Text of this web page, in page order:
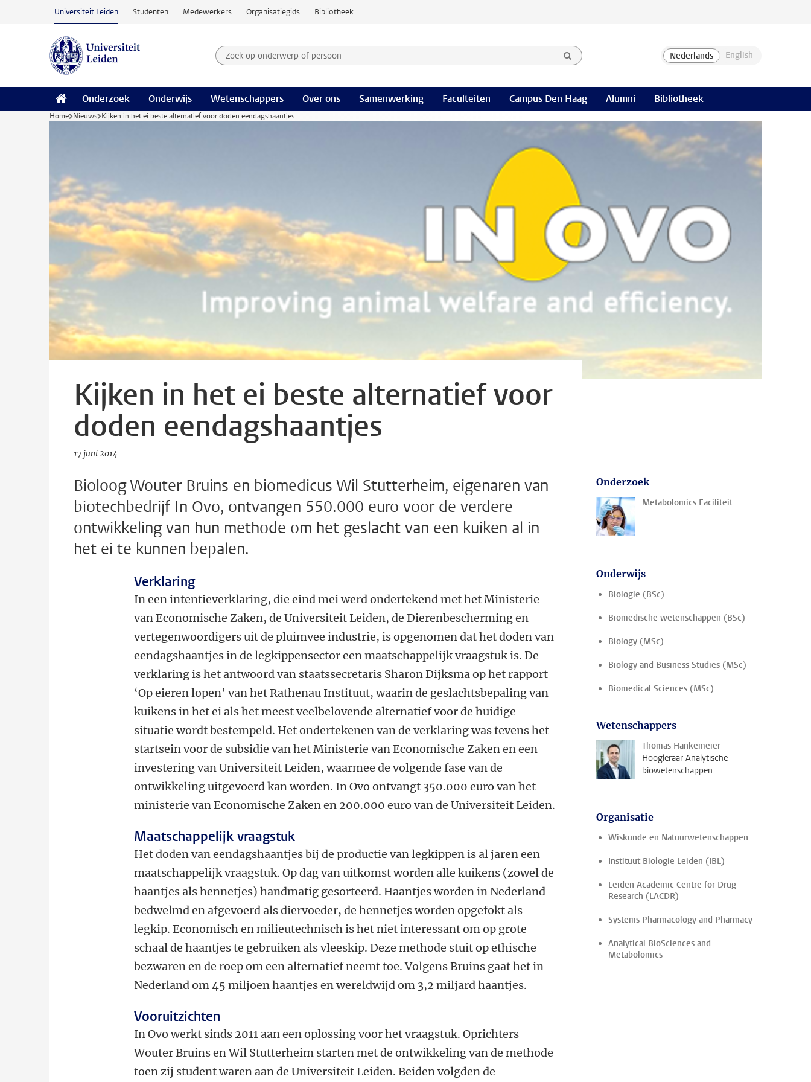
Ga naar hoofdinhoud
Universiteit Leiden Studenten Medewerkers Organisatiegids Bibliotheek
Zoek op onderwerp of persoon en selecteer categorie
Zoekterm
Onderzoek Onderwijs Wetenschappers Over ons Samenwerking Faculteiten Campus Den Haag Alumni Bibliotheek
Home Nieuws Kijken in het ei beste alternatief voor doden eendagshaantjes
Kijken in het ei beste alternatief voor
doden eendagshaantjes
17 juni 2014
Bioloog Wouter Bruins en biomedicus Wil Stutterheim, eigenaren van
biotechbedrijf In Ovo, ontvangen 550.000 euro voor de verdere
ontwikkeling van hun methode om het geslacht van een kuiken al in
het ei te kunnen bepalen.
Verklaring
In een intentieverklaring, die eind mei werd ondertekend met het Ministerie
van Economische Zaken, de Universiteit Leiden, de Dierenbescherming en
vertegenwoordigers uit de pluimvee industrie, is opgenomen dat het doden van
eendagshaantjes in de legkippensector een maatschappelijk vraagstuk is. De
verklaring is het antwoord van staatssecretaris Sharon Dijksma op het rapport
‘Op eieren lopen’ van het Rathenau Instituut, waarin de geslachtsbepaling van
kuikens in het ei als het meest veelbelovende alternatief voor de huidige
situatie wordt bestempeld. Het ondertekenen van de verklaring was tevens het
startsein voor de subsidie van het Ministerie van Economische Zaken en een
investering van Universiteit Leiden, waarmee de volgende fase van de
ontwikkeling uitgevoerd kan worden. In Ovo ontvangt 350.000 euro van het
ministerie van Economische Zaken en 200.000 euro van de Universiteit Leiden.
Maatschappelijk vraagstuk
Het doden van eendagshaantjes bij de productie van legkippen is al jaren een
maatschappelijk vraagstuk. Op dag van uitkomst worden alle kuikens (zowel de
haantjes als hennetjes) handmatig gesorteerd. Haantjes worden in Nederland
bedwelmd en afgevoerd als diervoeder, de hennetjes worden opgefokt als
legkip. Economisch en milieutechnisch is het niet interessant om op grote
schaal de haantjes te gebruiken als vleeskip. Deze methode stuit op ethische
bezwaren en de roep om een alternatief neemt toe. Volgens Bruins gaat het in
Nederland om 45 miljoen haantjes en wereldwijd om 3,2 miljard haantjes.
Vooruitzichten
In Ovo werkt sinds 2011 aan een oplossing voor het vraagstuk. Oprichters
Wouter Bruins en Wil Stutterheim starten met de ontwikkeling van de methode
toen zij student waren aan de Universiteit Leiden. Beiden volgden de
Onderzoek
Metabolomics Faciliteit
Onderwijs
Biologie (BSc)
Biomedische wetenschappen (BSc)
Biology (MSc)
Biology and Business Studies (MSc)
Biomedical Sciences (MSc)
Wetenschappers
Thomas Hankemeier
Hoogleraar Analytische
biowetenschappen
Organisatie
Wiskunde en Natuurwetenschappen
Instituut Biologie Leiden (IBL)
Leiden Academic Centre for Drug
Research (LACDR)
Systems Pharmacology and Pharmacy
Analytical BioSciences and
Metabolomics